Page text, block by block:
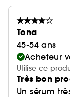
Tona
45-54 ans
Acheteur
Utilise ce
Très bon
Un sérum